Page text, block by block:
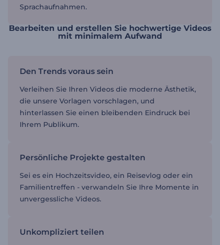
Sprachaufnahmen.
Bearbeiten und erstellen Sie hochwertige Videos
mit minimalem Aufwand
Den Trends voraus sein
Verleihen Sie Ihren Videos die moderne Ästhetik,
die unsere Vorlagen vorschlagen, und
hinterlassen Sie einen bleibenden Eindruck bei
Ihrem Publikum.
Persönliche Projekte gestalten
Sei es ein Hochzeitsvideo, ein Reisevlog oder ein
Familientreffen - verwandeln Sie Ihre Momente in
unvergessliche Videos.
Unkompliziert teilen